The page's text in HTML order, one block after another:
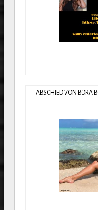
ABSCHIED VON BORA